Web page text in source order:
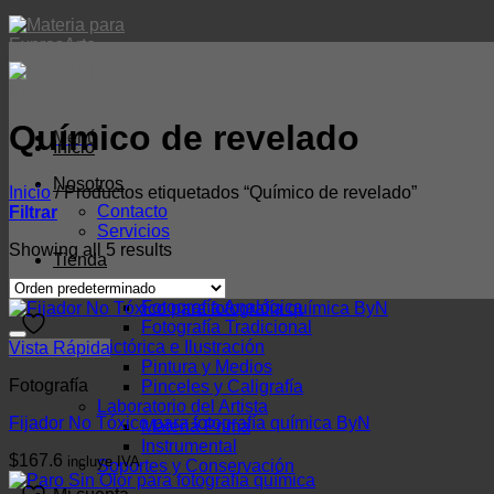
Skip
to
Menú
Inicio
Nosotros
Contacto
Servicios
Tienda
Fotografía
Fotografía Analógica
Fotografía Tradicional
Pictórica e Ilustración
Pintura y Medios
Pinceles y Caligrafía
Laboratorio del Artista
Materia Prima
Instrumental
Soportes y Conservación
Químico de revelado
Inicio /Productos etiquetados “Químico de revelado”
Filtrar
Showing all 5 results
Vista Rápida
Fotografía
Fijador No Tóxico para fotografía química ByN
$167.6 incluye IVA